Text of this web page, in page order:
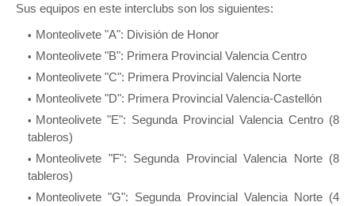
Sus equipos en este interclubs son los siguientes:
Monteolivete "A": División de Honor
Monteolivete "B": Primera Provincial Valencia Centro
Monteolivete "C": Primera Provincial Valencia Norte
Monteolivete "D": Primera Provincial Valencia-Castellón
Monteolivete "E": Segunda Provincial Valencia Centro (8
tableros)
Monteolivete "F": Segunda Provincial Valencia Norte (8
tableros)
Monteolivete "G": Segunda Provincial Valencia Norte (4